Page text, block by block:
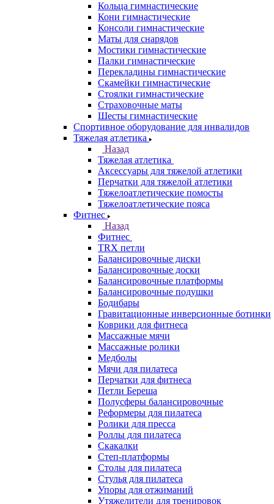
Кольца гимнастические
Кони гимнастические
Консоли гимнастические
Маты для снарядов
Мостики гимнастические
Палки гимнастические
Перекладины гимнастические
Скамейки гимнастические
Стоялки гимнастические
Страховочные маты
Шесты гимнастические
Спортивное оборудование для инвалидов
Тяжелая атлетика
Назад
Тяжелая атлетика
Аксессуары для тяжелой атлетики
Перчатки для тяжелой атлетики
Тяжелоатлетические помосты
Тяжелоатлетические пояса
Фитнес
Назад
Фитнес
TRX петли
Балансировочные диски
Балансировочные доски
Балансировочные платформы
Балансировочные подушки
Бодибары
Гравитационные инверсионные ботинки
Коврики для фитнеса
Массажные мячи
Массажные ролики
Медболы
Мячи для пилатеса
Перчатки для фитнеса
Петли Береша
Полусферы балансировочные
Реформеры для пилатеса
Ролики для пресса
Роллы для пилатеса
Скакалки
Степ-платформы
Столы для пилатеса
Стулья для пилатеса
Упоры для отжиманий
Утяжелители для тренировок